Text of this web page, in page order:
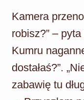
Kamera
robisz?” –
Kumru
dostałaś?”.
zabawię tu